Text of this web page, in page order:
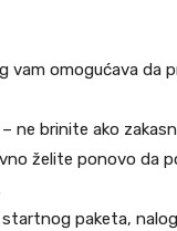
vam omogućava
ne brinite ako
želite ponovo da
startnog paketa,